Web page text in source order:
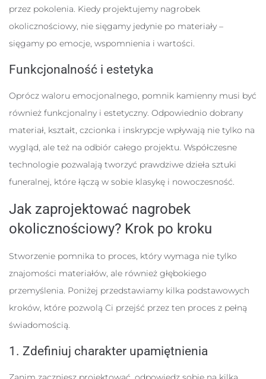
przez pokolenia. Kiedy projektujemy nagrobek
okolicznościowy, nie sięgamy jedynie po materiały –
sięgamy po emocje, wspomnienia i wartości.
Funkcjonalność i estetyka
Oprócz waloru emocjonalnego, pomnik kamienny musi być
również funkcjonalny i estetyczny. Odpowiednio dobrany
materiał, kształt, czcionka i inskrypcje wpływają nie tylko na
wygląd, ale też na odbiór całego projektu. Współczesne
technologie pozwalają tworzyć prawdziwe dzieła sztuki
funeralnej, które łączą w sobie klasykę i nowoczesność.
Jak zaprojektować nagrobek
okolicznościowy? Krok po kroku
Stworzenie pomnika to proces, który wymaga nie tylko
znajomości materiałów, ale również głębokiego
przemyślenia. Poniżej przedstawiamy kilka podstawowych
kroków, które pozwolą Ci przejść przez ten proces z pełną
świadomością.
1. Zdefiniuj charakter upamiętnienia